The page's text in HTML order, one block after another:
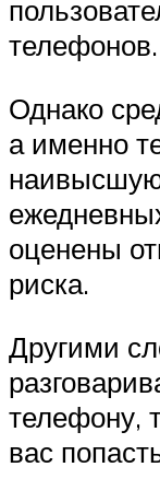
телефонов.
Однако
а именно
оценены
риска.
Другими
телефону,
вас